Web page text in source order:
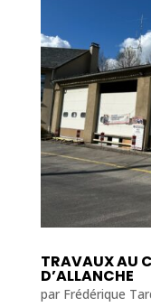
TRAVAUX AU
D’ALLANCHE
par Frédérique